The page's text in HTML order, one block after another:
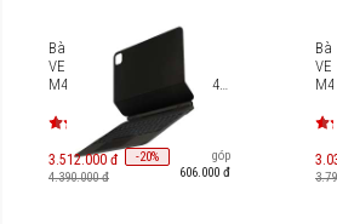
Bàn phím từ tính UNIQ
VENNO PRO IPAD PRO 13"
M4 (2024) [UNIQ-PDP13(M4)-
3.512.000 đ -20%
4.390.000 đ
Trả góp
606.000 đ